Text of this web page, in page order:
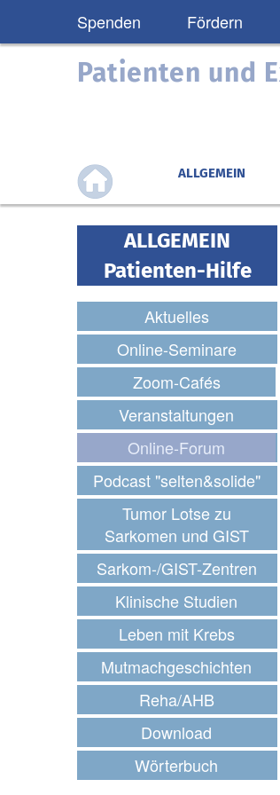
Spenden Fördern
Patienten und
ALLGEMEIN
ALLGEMEIN
Patienten-Hilfe
Aktuelles
Online-Seminare
Zoom-Cafés
Veranstaltungen
Online-Forum
Podcast "selten&solide"
Tumor Lotse zu
Sarkomen und GIST
Sarkom-/GIST-Zentren
Klinische Studien
Leben mit Krebs
Mutmachgeschichten
Reha/AHB
Download
Wörterbuch